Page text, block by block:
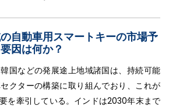
自動車用スマートキーの市場予
因は何か？
国などの発展途上地域諸国は、持続可能
クターの構築に取り組んでおり、これが
を牽引している。インドは2030年末まで